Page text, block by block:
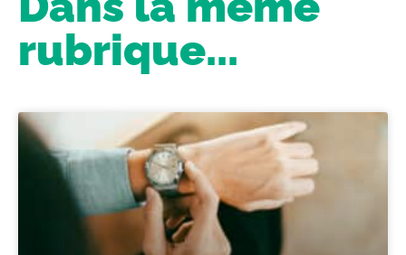
rubrique...